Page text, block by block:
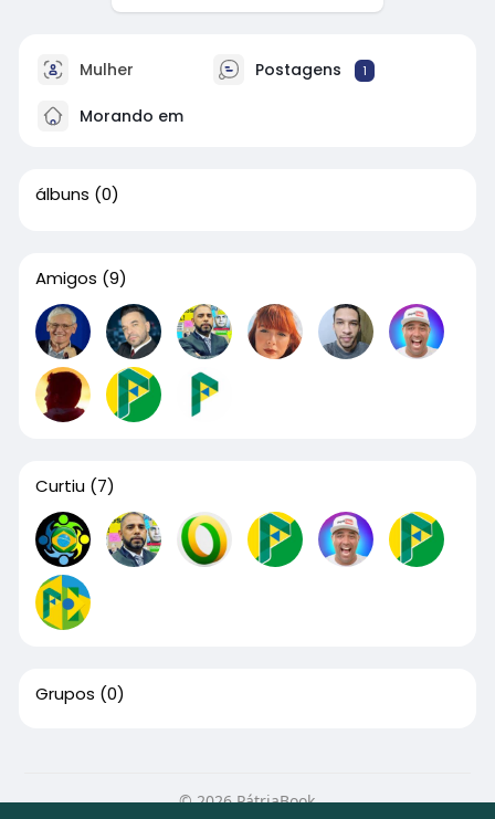
Mulher Postagens 1
Morando em
álbuns (0)
Amigos (9)
Curtiu (7)
Grupos (0)
© 2026 PátriaBook